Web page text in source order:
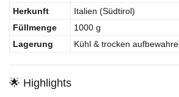
Herkunft
Italien (Südtirol)
Füllmenge
1000 g
Lagerung
Kühl & trocken
🌟 Highlights